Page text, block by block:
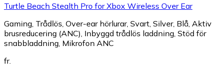
Turtle Beach Stealth Pro for Xbox Wireless Over Ear
Gaming, Trådlös, Over-ear hörlurar, Svart, Silver, Blå, Aktiv
brusreducering (ANC), Inbyggd trådlös laddning, Stöd för
snabbladdning, Mikrofon ANC
fr.